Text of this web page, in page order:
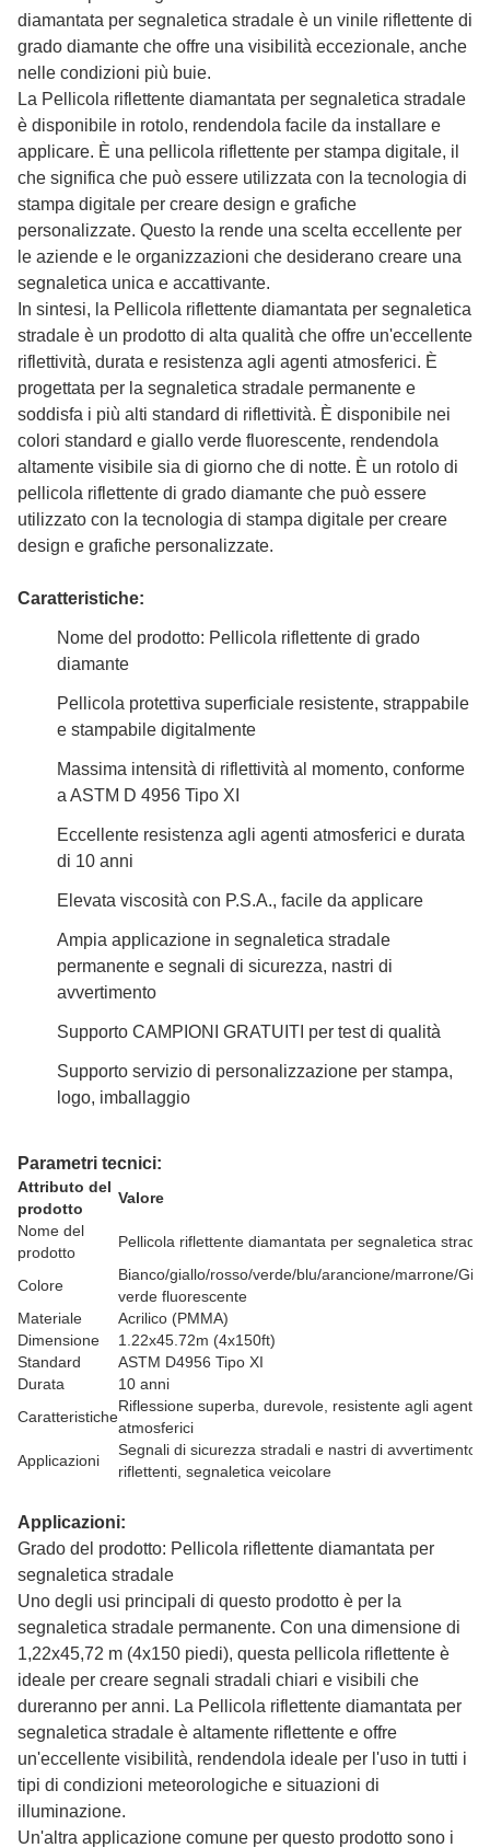
diamantata per segnaletica stradale è un vinile riflettente di
grado diamante che offre una visibilità eccezionale, anche
nelle condizioni più buie.
La Pellicola riflettente diamantata per segnaletica stradale
è disponibile in rotolo, rendendola facile da installare e
applicare. È una pellicola riflettente per stampa digitale, il
che significa che può essere utilizzata con la tecnologia di
stampa digitale per creare design e grafiche
personalizzate. Questo la rende una scelta eccellente per
le aziende e le organizzazioni che desiderano creare una
segnaletica unica e accattivante.
In sintesi, la Pellicola riflettente diamantata per segnaletica
stradale è un prodotto di alta qualità che offre un'eccellente
riflettività, durata e resistenza agli agenti atmosferici. È
progettata per la segnaletica stradale permanente e
soddisfa i più alti standard di riflettività. È disponibile nei
colori standard e giallo verde fluorescente, rendendola
altamente visibile sia di giorno che di notte. È un rotolo di
pellicola riflettente di grado diamante che può essere
utilizzato con la tecnologia di stampa digitale per creare
design e grafiche personalizzate.
Caratteristiche:
Nome del prodotto: Pellicola riflettente di grado
diamante
Pellicola protettiva superficiale resistente, strappabile
e stampabile digitalmente
Massima intensità di riflettività al momento, conforme
a ASTM D 4956 Tipo XI
Eccellente resistenza agli agenti atmosferici e durata
di 10 anni
Elevata viscosità con P.S.A., facile da applicare
Ampia applicazione in segnaletica stradale
permanente e segnali di sicurezza, nastri di
avvertimento
Supporto CAMPIONI GRATUITI per test di qualità
Supporto servizio di personalizzazione per stampa,
logo, imballaggio
Parametri tecnici:
Attributo del
prodotto
Valore
Nome del
prodotto
Pellicola riflettente diamantata per segnaletica
Colore
Bianco/giallo/rosso/verde/blu/arancione/marrone/
verde fluorescente
Materiale
Acrilico (PMMA)
Dimensione
1.22x45.72m (4x150ft)
Standard
ASTM D4956 Tipo XI
Durata
10 anni
Caratteristiche
Riflessione superba, durevole, resistente agli agenti
atmosferici
Applicazioni
Segnali di sicurezza stradali e nastri di avvertimento
riflettenti, segnaletica veicolare
Applicazioni:
Grado del prodotto: Pellicola riflettente diamantata per
segnaletica stradale
Uno degli usi principali di questo prodotto è per la
segnaletica stradale permanente. Con una dimensione di
1,22x45,72 m (4x150 piedi), questa pellicola riflettente è
ideale per creare segnali stradali chiari e visibili che
dureranno per anni. La Pellicola riflettente diamantata per
segnaletica stradale è altamente riflettente e offre
un'eccellente visibilità, rendendola ideale per l'uso in tutti i
tipi di condizioni meteorologiche e situazioni di
illuminazione.
Un'altra applicazione comune per questo prodotto sono i